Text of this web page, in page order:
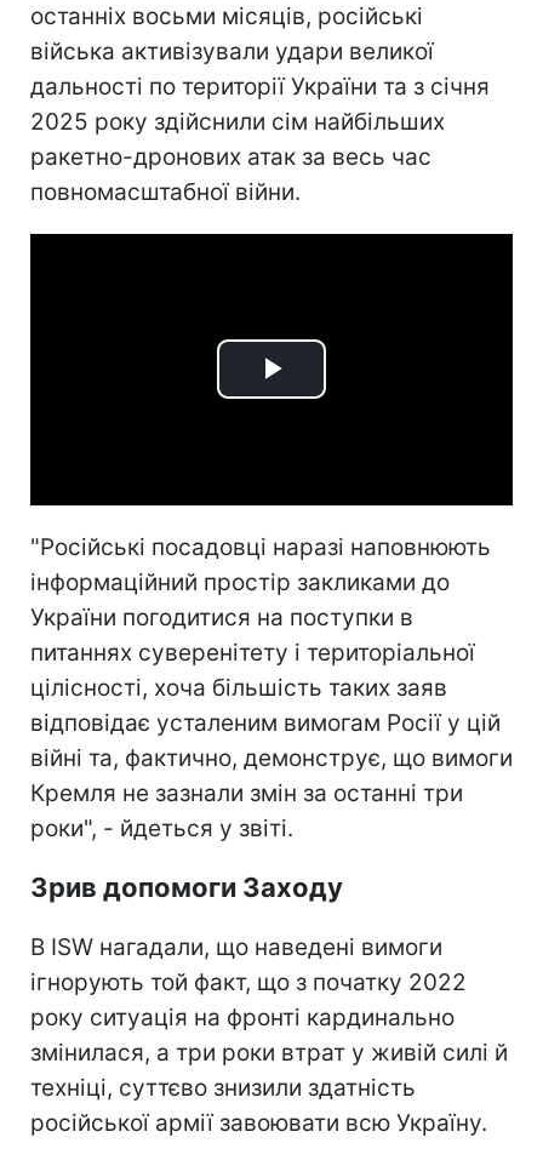
останніх восьми місяців, російські
війська активізували удари великої
дальності по території України та з січня
2025 року здійснили сім найбільших
ракетно-дронових атак за весь час
повномасштабної війни.
Play
"Російські посадовці наразі наповнюють
інформаційний простір закликами до
України погодитися на поступки в
питаннях суверенітету і територіальної
цілісності, хоча більшість таких заяв
відповідає усталеним вимогам Росії у цій
війні та, фактично, демонструє, що вимоги
Кремля не зазнали змін за останні три
роки", - йдеться у звіті.
Зрив допомоги Заходу
В ISW нагадали, що наведені вимоги
ігнорують той факт, що з початку 2022
року ситуація на фронті кардинально
змінилася, а три роки втрат у живій силі й
техніці, суттєво знизили здатність
російської армії завоювати всю Україну.